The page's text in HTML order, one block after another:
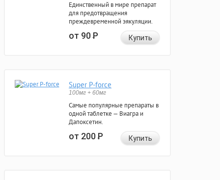
Единственный в мире препарат
для предотвращения
преждевременной эякуляции.
от 90Р Купить
Super P-force
100мг + 60мг
Самые популярные препараты в
одной таблетке — Виагра и
Дапоксетин.
от 200Р Купить